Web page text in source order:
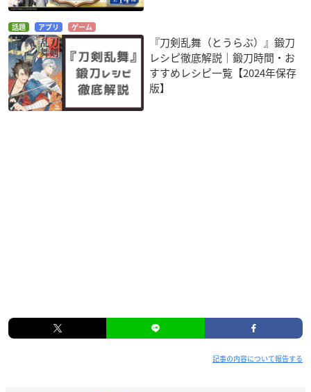
話題 アプリ ゲーム
『刀剣乱舞（とうらぶ）』鍛刀
レシピ徹底解説｜鍛刀時間・お
すすめレシピ一覧【2024年保存
版】
記事の内容について報告する